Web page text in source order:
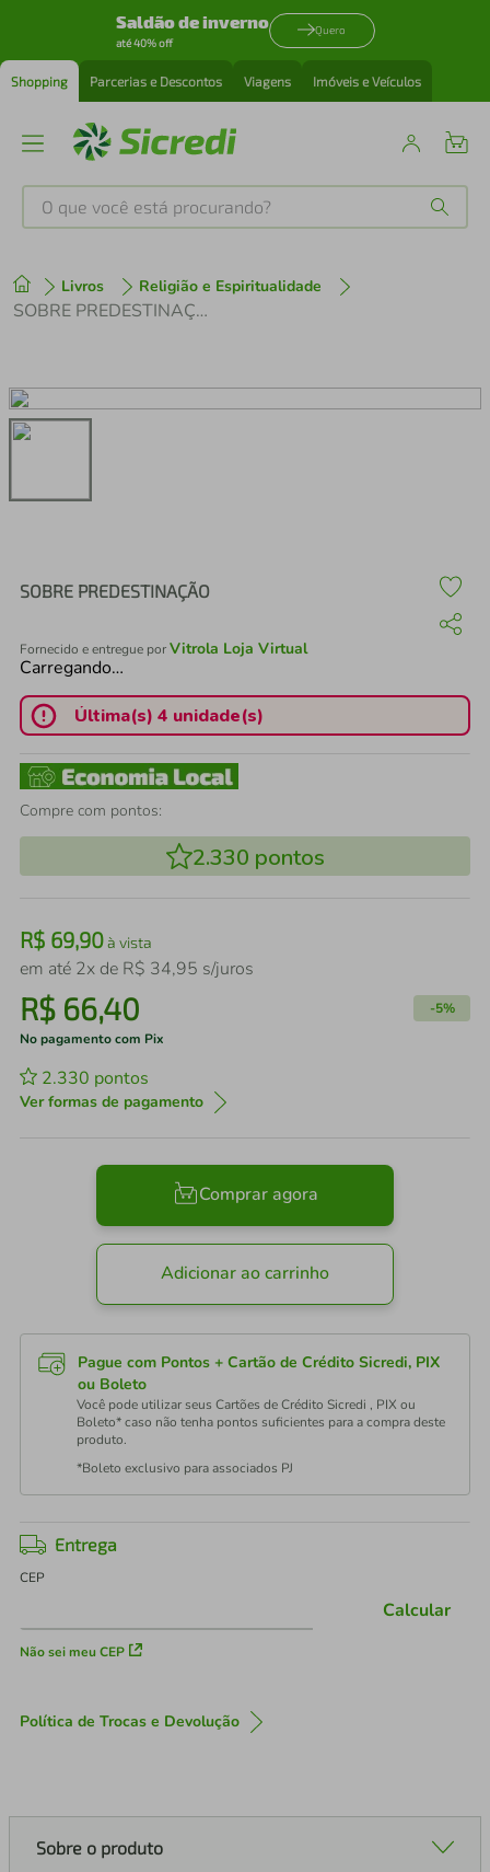
Saldão de inverno
até 40% off
Quero
Shopping Parcerias e Descontos Viagens Imóveis e Veículos
O que você está procurando?
Livros Religião e Espiritualidade
SOBRE PREDESTINAÇÃO
SOBRE PREDESTINAÇÃO
Fornecido e entregue porVitrola Loja Virtual
Carregando…
Última(s) 4 unidade(s)
Compre com pontos:
2.330 pontos
R$ 69,90à vista
em até 2x de R$ 34,95 s/juros
R$ 66,40 -5%
No pagamento com Pix
2.330 pontos
Ver formas de pagamento
Comprar agora
Adicionar ao carrinho
Pague com Pontos + Cartão de Crédito Sicredi, PIX
ou Boleto
Você pode utilizar seus Cartões de Crédito Sicredi , PIX ou
Boleto* caso não tenha pontos suficientes para a compra deste
produto.
*Boleto exclusivo para associados PJ
Entrega
CEP
Não sei meu CEP
Calcular
Política de Trocas e Devolução
Sobre o produto
1º tenis